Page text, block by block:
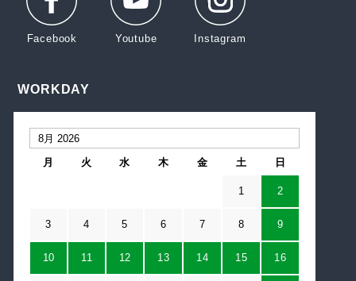
WORKDAY
月 火 水 木 金 土 日
1 2
3 4 5 6 7 8 9
10 11 12 13 14 15 16